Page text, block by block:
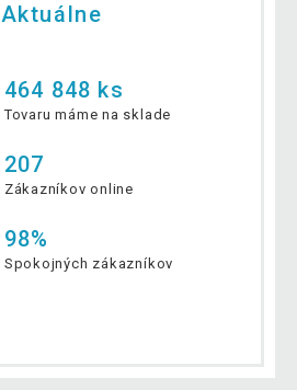
Aktuálne
464 848 ks
Tovaru máme na sklade
207
Zákazníkov online
98%
Spokojných zákazníkov